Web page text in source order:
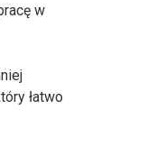
w
łatwo